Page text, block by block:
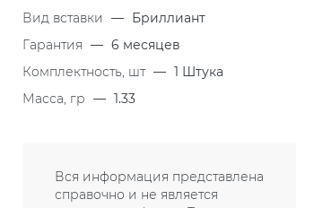
Вид вставки
— Бриллиант
Гарантия — 6 месяцев
Комплектность, шт — 1 Штука
Масса, гр — 1.33
Вся информация представлена
справочно и не является